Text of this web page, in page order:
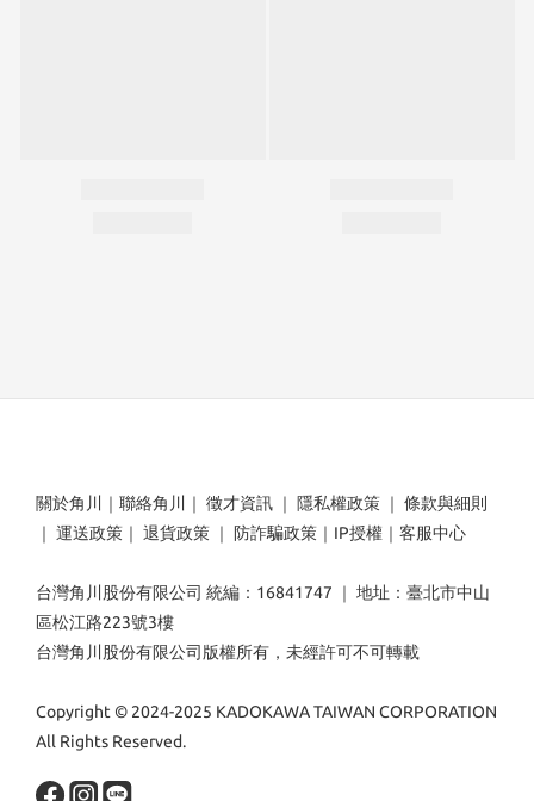
關於角川 ｜ 聯絡角川 ｜ 徵才資訊 ｜ 隱私權政策 ｜ 條款與細則
｜ 運送政策 ｜ 退貨政策 ｜ 防詐騙政策 ｜ IP授權 ｜ 客服中心
台灣角川股份有限公司 統編：16841747 ｜ 地址：臺北市中山
區松江路223號3樓
台灣角川股份有限公司版權所有，未經許可不可轉載
Copyright © 2024-2025 KADOKAWA TAIWAN CORPORATION
All Rights Reserved.